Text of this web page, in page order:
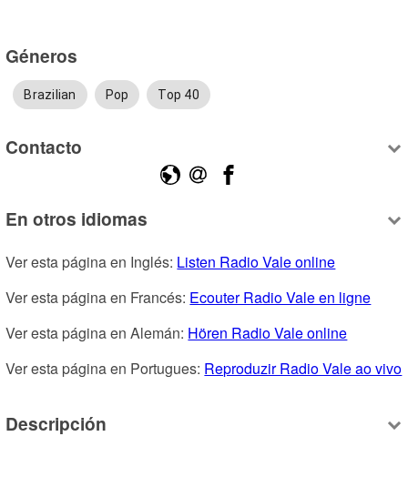
Géneros
Brazilian Pop Top 40
Contacto
En otros idiomas
Ver esta página en Inglés: Listen Radio Vale online
Ver esta página en Francés: Ecouter Radio Vale en ligne
Ver esta página en Alemán: Hören Radio Vale online
Ver esta página en Portugues: Reproduzir Radio Vale ao vivo
Descripción